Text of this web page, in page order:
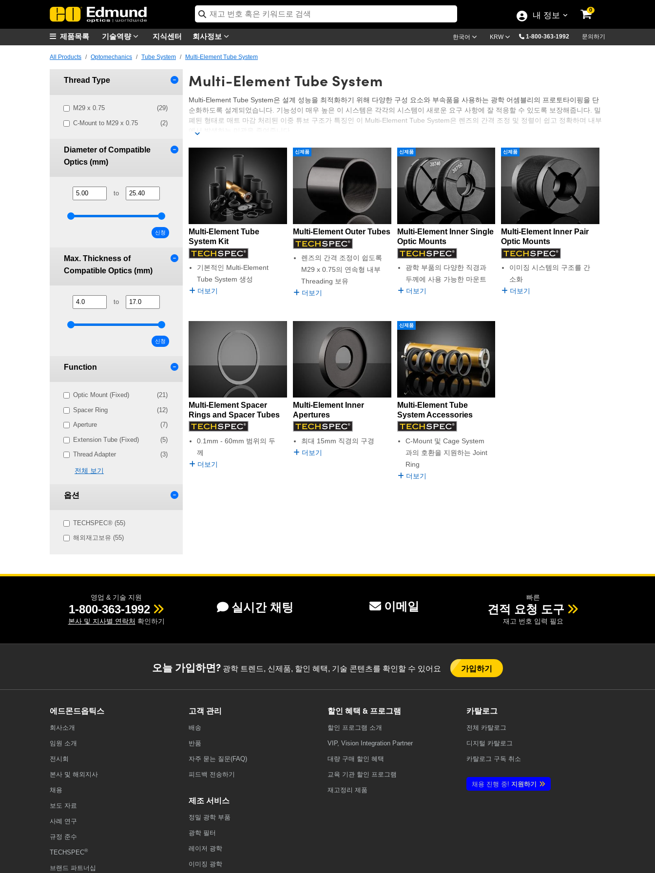
내 정보
0
기술역량 지식센터 회사정보 한국어 KRW 1-800-363-1992 문의하기
제품목록
All Products Optomechanics Tube System Multi-Element Tube System
Thread Type
M29 x 0.75 (29)
C-Mount to M29 x 0.75 (2)
Diameter of Compatible
Optics (mm)
to
신청
Max. Thickness of
Compatible Optics (mm)
to
신청
Function
Optic Mount (Fixed) (21)
Spacer Ring (12)
Aperture (7)
Extension Tube (Fixed) (5)
Thread Adapter (3)
전체 보기
옵션
TECHSPEC® (55)
해외재고보유 (55)
Multi-Element Tube System
Multi-Element Tube System은 설계 성능을 최적화하기 위해 다양한 구성 요소와 부속품을 사용하는 광학 어셈블리의 프로토타이핑을 단
순화하도록 설계되었습니다. 기능성이 매우 높은 이 시스템은 각각의 시스템이 새로운 요구 사항에 잘 적응할 수 있도록 보장해줍니다. 밀
폐된 형태로 매트 마감 처리된 이중 튜브 구조가 특징인 이 Multi-Element Tube System은 렌즈의 간격 조정 및 정렬이 쉽고 정확하며 내부
Mount를 취급합니다. Inner Single Optic Mount와 Inner Pair Optic Mount는 광학 부품 간의 정확한 간격을 보장하기 때문에 빔 익스팬더나
릴레이 렌즈 어셈블리 제작에 안성맞춤입니다. 내부 마운트 간의 광학적 간격은 TECHSPEC® Multi-Element Spacer Ring과 Tube를 사용
해 지정할 수 있습니다. Multi-Element Tube System은 5.0 - 25.4mm 직경의 옵틱을 지원하며 adapter plate와 ring을 이용할 경우
TECHSPEC® Optical Cage System 및 C-Mount system 내부에 적용할 수 있습니다. 이처럼 다양한 기능의 Multi-Element Tube System은
시스템의 계측 장비와 OEM 용도에 이상적으로 사용할 수 있습니다.
Multi-Element Tube
System Kit
기본적인 Multi-Element
Tube System 생성
더보기
신제품
Multi-Element Outer Tubes
렌즈의 간격 조정이 쉽도록
M29 x 0.75의 연속형 내부
Threading 보유
더보기
신제품
Multi-Element Inner Single
Optic Mounts
광학 부품의 다양한 직경과
두께에 사용 가능한 마운트
더보기
신제품
Multi-Element Inner Pair
Optic Mounts
이미징 시스템의 구조를 간
소화
더보기
Multi-Element Spacer
Rings and Spacer Tubes
0.1mm - 60mm 범위의 두
께
더보기
Multi-Element Inner
Apertures
최대 15mm 직경의 구경
더보기
신제품
Multi-Element Tube
System Accessories
C-Mount 및 Cage System
과의 호환을 지원하는 Joint
Ring
더보기
영업 & 기술 지원
1-800-363-1992
본사 및 지사별 연락처 확인하기
실시간 채팅 이메일
빠른
견적 요청 도구
재고 번호 입력 필요
오늘 가입하면?광학 트렌드, 신제품, 할인 혜택, 기술 콘텐츠를 확인할 수 있어요 가입하기
에드몬드옵틱스
회사소개
임원 소개
전시회
본사 및 해외지사
채용
보도 자료
사례 연구
규정 준수
TECHSPEC®
브랜드 파트너십
고객 관리
배송
반품
자주 묻는 질문(FAQ)
피드백 전송하기
제조 서비스
정밀 광학 부품
광학 필터
레이저 광학
이미징 광학
할인 혜택 & 프로그램
할인 프로그램 소개
VIP, Vision Integration Partner
대량 구매 할인 혜택
교육 기관 할인 프로그램
재고정리 제품
카탈로그
전체 카탈로그
디지털 카탈로그
카탈로그 구독 취소
채용 진행 중! 지원하기